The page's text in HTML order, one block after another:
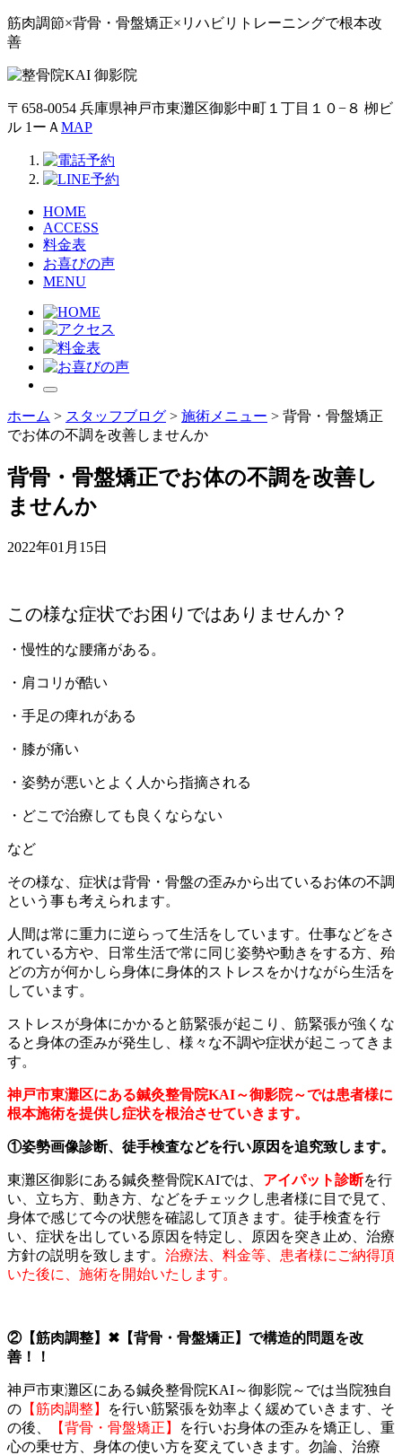
筋肉調節×背骨・骨盤矯正×リハビリトレーニングで根本改
善
〒658-0054 兵庫県神戸市東灘区御影中町１丁目１０−８ 栁ビ
ル 1ーＡ MAP
HOME
ACCESS
料金表
お喜びの声
MENU
ホーム > スタッフブログ > 施術メニュー > 背骨・骨盤矯正
でお体の不調を改善しませんか
背骨・骨盤矯正でお体の不調を改善し
ませんか
2022年01月15日
この様な症状でお困りではありませんか？
・慢性的な腰痛がある。
・肩コリが酷い
・手足の痺れがある
・膝が痛い
・姿勢が悪いとよく人から指摘される
・どこで治療しても良くならない
など
その様な、症状は背骨・骨盤の歪みから出ているお体の不調
という事も考えられます。
人間は常に重力に逆らって生活をしています。仕事などをさ
れている方や、日常生活で常に同じ姿勢や動きをする方、殆
どの方が何かしら身体に身体的ストレスをかけながら生活を
しています。
ストレスが身体にかかると筋緊張が起こり、筋緊張が強くな
ると身体の歪みが発生し、様々な不調や症状が起こってきま
す。
神戸市東灘区にある鍼灸整骨院KAI～御影院～では患者様に
根本施術を提供し症状を根治させていきます。
①姿勢画像診断、徒手検査などを行い原因を追究致します。
東灘区御影にある鍼灸整骨院KAIでは、 アイパット診断を行
い、立ち方、動き方、などをチェックし患者様に目で見て、
身体で感じて今の状態を確認して頂きます。徒手検査を行
い、症状を出している原因を特定し、原因を突き止め、治療
方針の説明を致します。 治療法、料金等、患者様にご納得頂
いた後に、施術を開始いたします。
②【筋肉調整】✖【背骨・骨盤矯正】で構造的問題を改
善！！
神戸市東灘区にある鍼灸整骨院KAI～御影院～では当院独自
の 【筋肉調整】
を行い筋緊張を効率よく緩めていきます、そ
の後、
【背骨・骨盤矯正】
を行いお身体の歪みを矯正し、重
心の乗せ方、身体の使い方を変えていきます。勿論、治療